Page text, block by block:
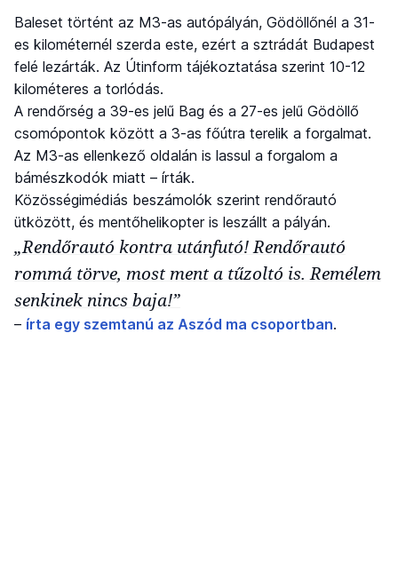
Baleset történt az M3-as autópályán, Gödöllőnél a 31-
es kilométernél szerda este, ezért a sztrádát Budapest
felé lezárták. Az Útinform tájékoztatása szerint 10-12
kilométeres a torlódás.
A rendőrség a 39-es jelű Bag és a 27-es jelű Gödöllő
csomópontok között a 3-as főútra terelik a forgalmat.
Az M3-as ellenkező oldalán is lassul a forgalom a
bámészkodók miatt – írták.
Közösségimédiás beszámolók szerint rendőrautó
ütközött, és mentőhelikopter is leszállt a pályán.
„Rendőrautó kontra utánfutó! Rendőrautó
rommá törve, most ment a tűzoltó is. Remélem
senkinek nincs baja!”
– írta egy szemtanú az Aszód ma csoportban.